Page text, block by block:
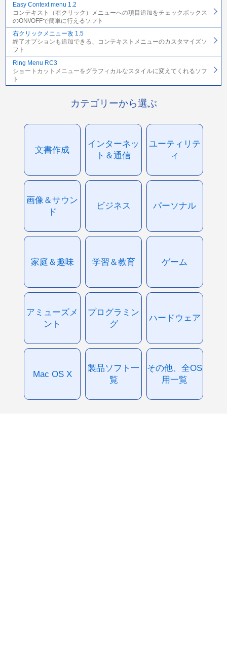
Easy Context menu 1.2
コンテキスト（右クリック）メニューへの項目追加をチェックボックス
のON\/OFFで簡単に行えるソフト
右クリックメニュー改 1.5
終了オプションも追加できる、コンテキストメニューのカスタマイズソ
フト
Ring Menu RC3
ショートカットメニューをグラフィカルなスタイルに変えてくれるソフ
ト
カテゴリーから選ぶ
文書作成
インターネッ
ト＆通信
ユーティリテ
ィ
画像＆サウン
ド
ビジネス パーソナル
家庭＆趣味 学習＆教育 ゲーム
アミューズメ
ント
プログラミン
グ
ハードウェア
Mac OS X
製品ソフト一
覧
その他、全OS
用一覧